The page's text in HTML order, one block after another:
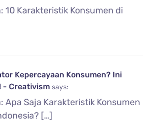
10 Karakteristik Konsumen di
Kepercayaan Konsumen? Ini
- Creativism says:
Apa Saja Karakteristik Konsumen
[…]